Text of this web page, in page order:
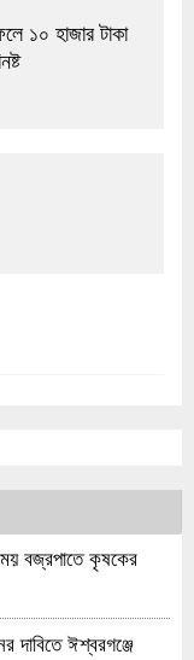
১০ হাজার টাকা
বজ্রপাতে কৃষকের
দাবিতে ঈশ্বরগঞ্জে